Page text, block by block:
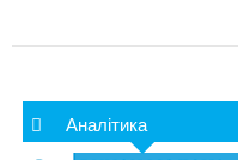
Аналітика